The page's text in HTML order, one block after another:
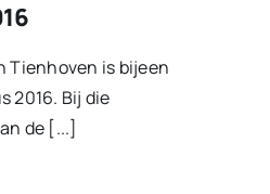
Tienhoven is bijeen
2016. Bij die
de [...]